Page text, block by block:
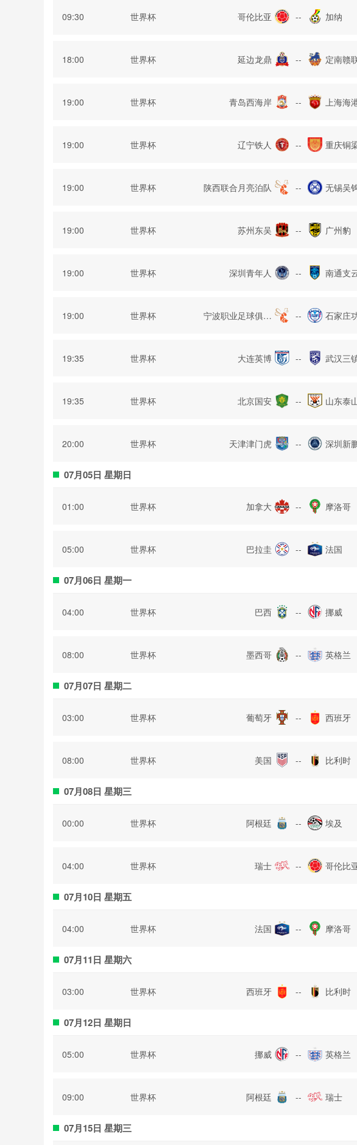
09:30 世界杯 哥伦比亚 -- 加纳
18:00 世界杯 延边龙鼎 -- 定南赣
19:00 世界杯 青岛西海岸 -- 上海海
19:00 世界杯 辽宁铁人 -- 重庆铜
19:00 世界杯 陕西联合月亮泊队 -- 无锡吴
19:00 世界杯 苏州东吴 -- 广州豹
19:00 世界杯 深圳青年人 -- 南通支
19:00 世界杯 宁波职业足球俱乐
部
-- 石家庄
19:35 世界杯 大连英博 -- 武汉三
19:35 世界杯 北京国安 -- 山东泰
20:00 世界杯 天津津门虎 -- 深圳新
07月05日 星期日
01:00 世界杯 加拿大 -- 摩洛哥
05:00 世界杯 巴拉圭 -- 法国
07月06日 星期一
04:00 世界杯 巴西 -- 挪威
08:00 世界杯 墨西哥 -- 英格兰
07月07日 星期二
03:00 世界杯 葡萄牙 -- 西班牙
08:00 世界杯 美国 -- 比利时
07月08日 星期三
00:00 世界杯 阿根廷 -- 埃及
04:00 世界杯 瑞士 -- 哥伦比
07月10日 星期五
04:00 世界杯 法国 -- 摩洛哥
07月11日 星期六
03:00 世界杯 西班牙 -- 比利时
07月12日 星期日
05:00 世界杯 挪威 -- 英格兰
09:00 世界杯 阿根廷 -- 瑞士
07月15日 星期三